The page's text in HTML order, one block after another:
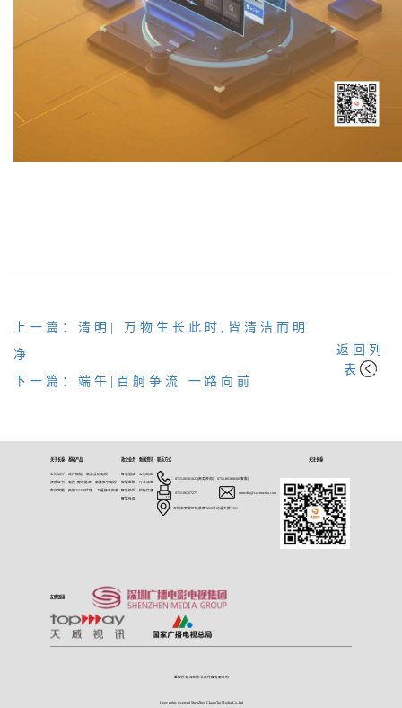
上一篇：清明| 万物生长此时,皆清洁而明
净
返回列
表
下一篇：端午|百舸争流 一路向前
关于长泰
公司简介
资质证书
客户案例
基础产品
境外频道 高清互动电视
电视+宽带融合 高清数字电视
央视3/5/6/8代理 卫星接收安装
政企业务
智慧酒店
智慧医院
智慧校园
智慧社区
新闻资讯
公司动态
行业动态
招标信息
联系方式
：0755-86501027(商务咨询) 0755-86360606(客服)
：0755-86367275 ：ctmedia@szctmedia.com
：深圳市罗湖区怡景路2008号动漫大厦1301
关注长泰
友情链接
版权所有 深圳市长泰传媒有限公司
Copy rights reserved ShenZhen ChangTai Media Co.,Ltd